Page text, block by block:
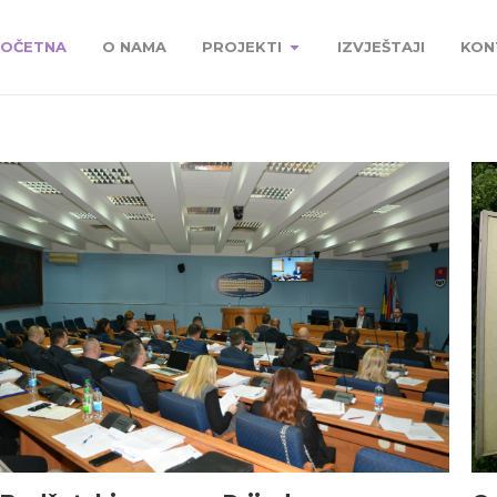
O NAMA PROJEKTI IZVJEŠTAJI